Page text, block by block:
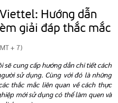
Hướng dẫn
giải đáp thắc mắc
+ 7)
sẽ cung cấp hướng dẫn chi tiết cách
sử dụng. Cùng với đó là những
thắc mắc liên quan về cách thực
mới sử dụng có thể làm quen và